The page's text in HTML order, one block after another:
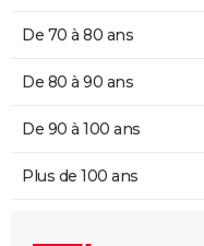
De 70 à 80 ans
De 80 à 90 ans
De 90 à 100 ans
Plus de 100 ans